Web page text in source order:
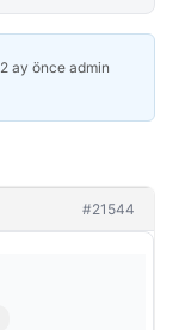
2 ay önce admin
#21544